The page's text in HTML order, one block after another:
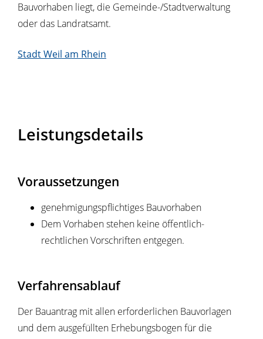
Bauvorhaben liegt, die Gemeinde-/Stadtverwaltung
oder das Landratsamt.
Stadt Weil am Rhein
Leistungsdetails
Voraussetzungen
genehmigungspflichtiges Bauvorhaben
Dem Vorhaben stehen keine öffentlich-
rechtlichen Vorschriften entgegen.
Verfahrensablauf
Der Bauantrag mit allen erforderlichen Bauvorlagen
und dem ausgefüllten Erhebungsbogen für die